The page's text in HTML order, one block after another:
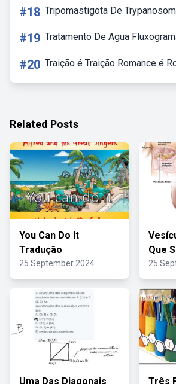
#18 Tripomastigota De
#19 Tratamento De Agua
#20 Traição é Traição Romance é
Related Posts
You Can Do It
Tradução
25 September 2024
Que
25
Uma Das Diagonais Três